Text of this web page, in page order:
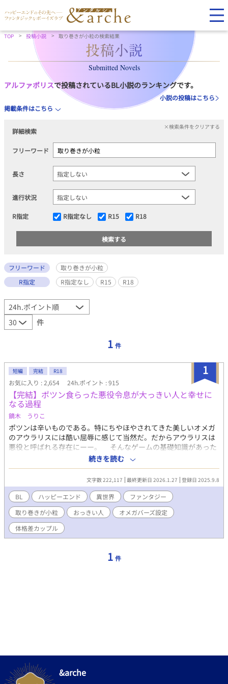
TOP 投稿小説 取り巻きが小粒の検索結果
Submitted Novels
アルファポリスで投稿されているBL小説のランキングです。
小説の投稿はこちら
掲載条件はこちら
詳細検索
×検索条件をクリアする
フリーワード
長さ
進行状況
R指定 R指定なし R15 R18
フリーワード
取り巻きが小粒
R指定
R指定なし R15 R18
件
1 件
1
短編 完結 R18
お気に入り : 2,654 24h.ポイント : 915
【完結】ポツン食らった悪役令息が大っきい人と幸せに
なる過程
鏑木 うりこ
ポツンは辛いものである。特にちやほやされてきた美しいオメガ
のアウラリスには酷い屈辱に感じて当然だ。だからアウラリスは
悪役と呼ばれる存在にーー。 そんなゲームの基礎知識があった
俺は、悪役、そして没落を回避するために真っ当な令息活動をす
ることにした。 悪役令息だったアウラリスは前世を思い出し
て、行動を改める。断罪を避けるべく、真っ当な令息として生活
を始めるとアウラリスの周りはどんどん改善し始め、ついには隣
国の王弟殿下（おっきい人）からの溺愛まで始まった！ ライバ
ルだったはずのヒロイン聖女（♂）にまで慕われ始める、アウラ
リスが幸せになってゆく過程を書いたお話です。
続きを読む
文字数 222,117 最終更新日 2026.1.27 登録日 2025.9.8
BL ハッピーエンド 異世界
ファンタジー
取り巻きが小粒
おっきい人
オメガバーズ設定
体格差カップル
1 件
&arche